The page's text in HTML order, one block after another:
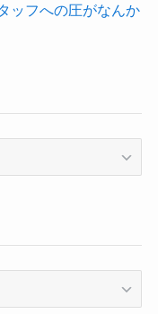
ッフへの圧がなんか